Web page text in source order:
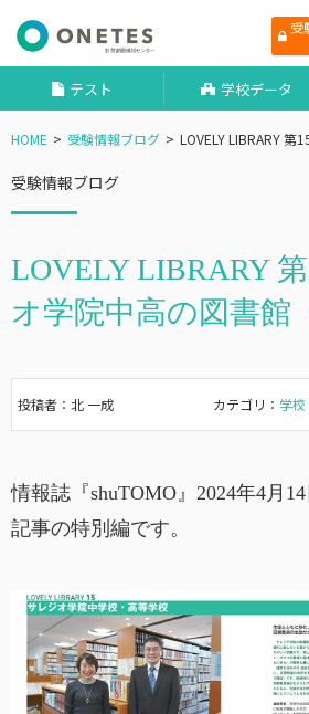
受
テスト 学校データ
HOME 受験情報ブログ LOVELY LIBRARY 第
受験情報ブログ
LOVELY LIBRARY
オ学院中高の図書館
投稿者：北 一成 カテゴリ： 学校
情報誌『shuTOMO』2024年4月
記事の特別編です。